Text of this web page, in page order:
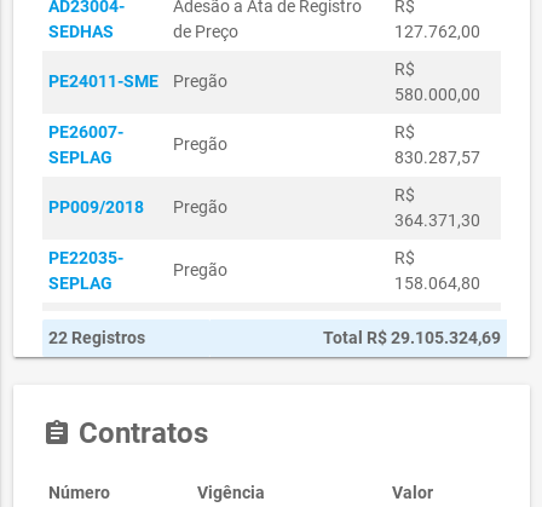
AD23004-
SEDHAS
Adesão a Ata de Registro
de Preço
R$
127.762,00
PE24011-SME Pregão
R$
580.000,00
PE26007-
SEPLAG
Pregão
R$
830.287,57
PP009/2018 Pregão
R$
364.371,30
PE22035-
SEPLAG
Pregão
R$
158.064,80
PE054/2019
R$
905.371,44
PP004/2018
Pregão
PE24012-SME Pregão
R$
22 Registros Total R$ 29.105.324,69
assignment Contratos
Número Vigência Valor